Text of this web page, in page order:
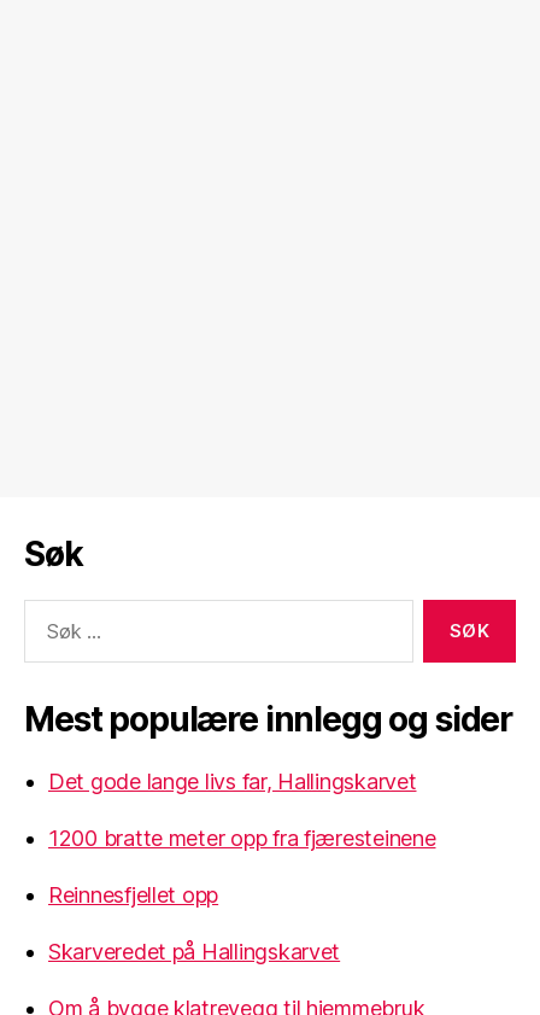
Søk
etter:
Mest populære innlegg og sider
Det gode lange livs far, Hallingskarvet
1200 bratte meter opp fra fjæresteinene
Reinnesfjellet opp
Skarveredet på Hallingskarvet
Om å bygge klatrevegg til hjemmebruk